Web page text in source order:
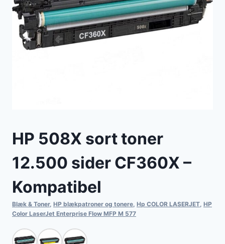
HP 508X sort toner
12.500 sider CF360X –
Kompatibel
Blæk & Toner, HP blækpatroner og tonere, Hp COLOR LASERJET, HP
Color LaserJet Enterprise Flow MFP M 577